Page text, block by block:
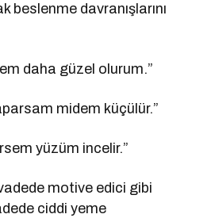
beslenme davranışlarını
daha güzel olurum.”
midem küçülür.”
yüzüm incelir.”
motive edici gibi
ciddi yeme